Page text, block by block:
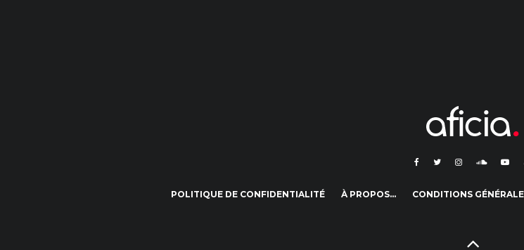
POLITIQUE DE CONFIDENTIALITÉ À PROPOS… CONDITIONS